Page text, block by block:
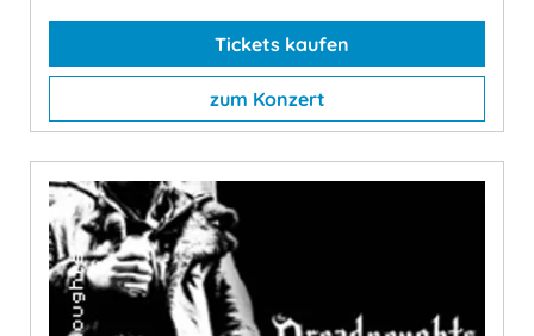
Tickets kaufen
zum Konzert